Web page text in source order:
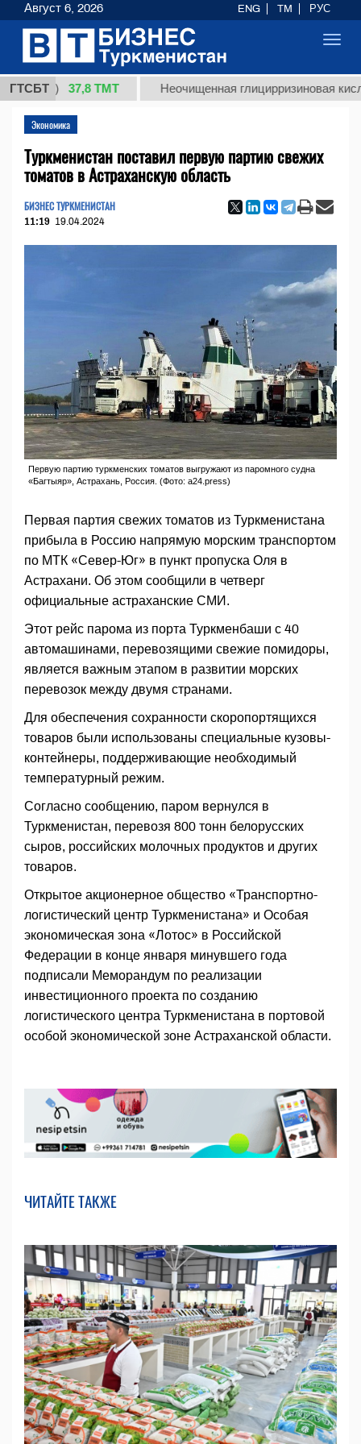
ГТСБТ
37,8 ТМТ Неочищенная глицирризиновая кислота
Экономика
Туркменистан поставил первую партию свежих
томатов в Астраханскую область
БИЗНЕС ТУРКМЕНИСТАН
11:19 19.04.2024
Первую партию туркменских томатов выгружают из паромного судна
«Багтыяр», Астрахань, Россия. (Фото: a24.press)
Первая партия свежих томатов из Туркменистана
прибыла в Россию напрямую морским транспортом
по МТК «Север-Юг» в пункт пропуска Оля в
Астрахани. Об этом сообщили в четверг
официальные астраханские СМИ.
Этот рейс парома из порта Туркменбаши с 40
автомашинами, перевозящими свежие помидоры,
является важным этапом в развитии морских
перевозок между двумя странами.
Для обеспечения сохранности скоропортящихся
товаров были использованы специальные кузовы-
контейнеры, поддерживающие необходимый
температурный режим.
Согласно сообщению, паром вернулся в
Туркменистан, перевозя 800 тонн белорусских
сыров, российских молочных продуктов и других
товаров.
Открытое акционерное общество «Транспортно-
логистический центр Туркменистана» и Особая
экономическая зона «Лотос» в Российской
Федерации в конце января минувшего года
подписали Меморандум по реализации
инвестиционного проекта по созданию
логистического центра Туркменистана в портовой
особой экономической зоне Астраханской области.
ЧИТАЙТЕ ТАКЖЕ
Август 6, 2026 ENG TM РУС